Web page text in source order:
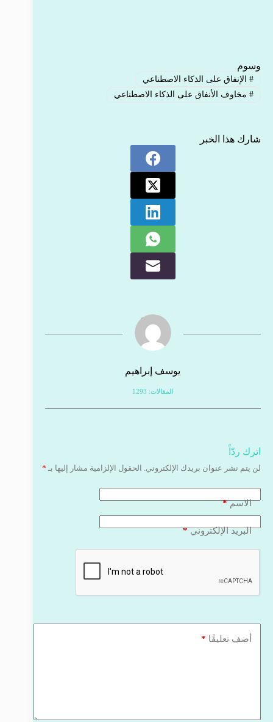
وسوم
#الإنفاق على الذكاء الاصطناعي
#مخاوف الأنفاق على الذكاء الاصطناعي
شارك هذا الخبر
يوسف إبراهيم
المقالات: 1293
اترك ردّاً
لن يتم نشر عنوان بريدك الإلكتروني. الحقول الإلزامية مشار إليها بـ *
الاسم*
البريد الإلكتروني*
أضف تعليقًا *